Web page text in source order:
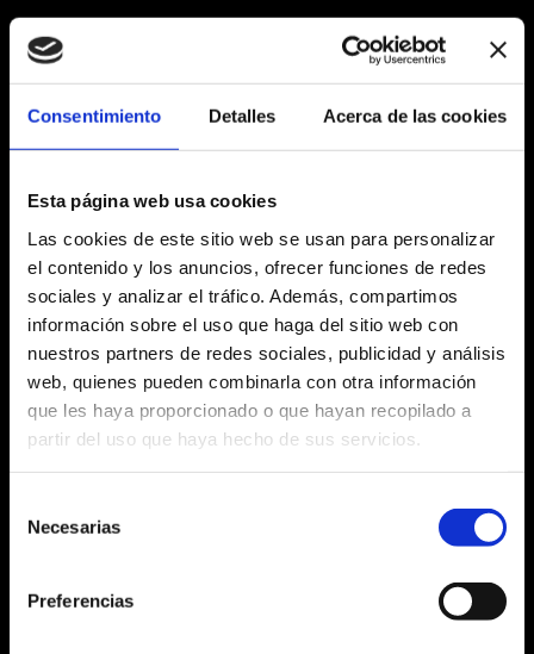
Consentimiento Detalles Acerca de las cookies
Esta página web usa cookies
Las cookies de este sitio web se usan para personalizar
el contenido y los anuncios, ofrecer funciones de redes
sociales y analizar el tráfico. Además, compartimos
información sobre el uso que haga del sitio web con
nuestros partners de redes sociales, publicidad y análisis
web, quienes pueden combinarla con otra información
que les haya proporcionado o que hayan recopilado a
partir del uso que haya hecho de sus servicios.
Necesarias
Preferencias
CALIDAD DIARIA
PELLINI EN TUCASA
COMO EN EL BAR
Las mezclas Pellini transforman cada pausa en
casa en una experiencia de sabor, con la misma
calidad que la del bar.
Cápsulas, molido o en grano: elige tu modo de
sentirte en casa.
TODAS LAS MEZCLAS
CAFFÉ PELLINI
for:
CAFFÉ PELLINI
for: